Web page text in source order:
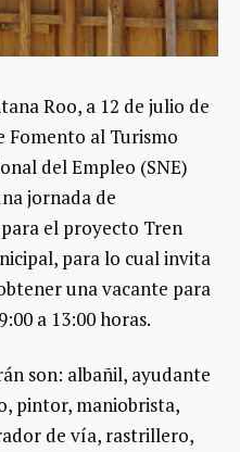
Roo, a 12 de julio de
Fomento al Turismo
del Empleo (SNE)
jornada de
el proyecto Tren
para lo cual invita
una vacante para
a 13:00 horas.
son: albañil, ayudante
pintor, maniobrista,
de vía, rastrillero,